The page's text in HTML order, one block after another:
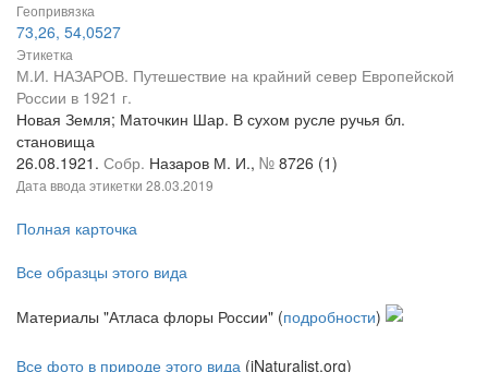
Геопривязка
73,26, 54,0527
Этикетка
М.И. НАЗАРОВ. Путешествие на крайний север Европейской
России в 1921 г.
Новая Земля; Маточкин Шар. В сухом русле ручья бл.
становища
26.08.1921. Собр. Назаров М. И., № 8726 (1)
Дата ввода этикетки 28.03.2019
Полная карточка
Все образцы этого вида
Материалы "Атласа флоры России" (подробности)
Все фото в природе этого вида (iNaturalist.org)